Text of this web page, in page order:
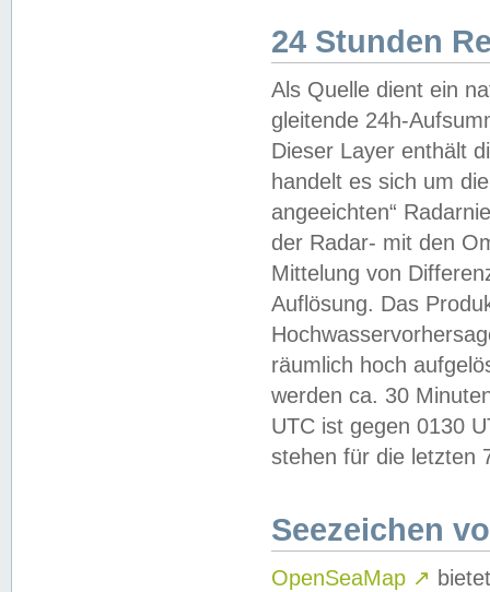
24 Stunden
Als Quelle dient ein
gleitende 24h-
Dieser Layer enthält
handelt es sich um
angeeichten“
der Radar- mit den
Mittelung von
Auflösung. Das
räumlich hoch
werden ca. 30
UTC ist gegen 0130
stehen für die letzten
Seezeichen
OpenSeaMap ↗